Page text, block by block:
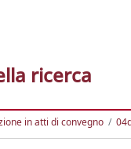
ricerca
in atti di convegno